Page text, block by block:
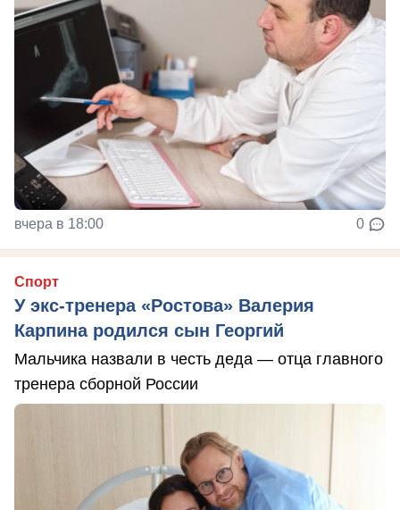
вчера в 18:00 0
Спорт
У экс-тренера «Ростова» Валерия
Карпина родился сын Георгий
Мальчика назвали в честь деда — отца главного
тренера сборной России